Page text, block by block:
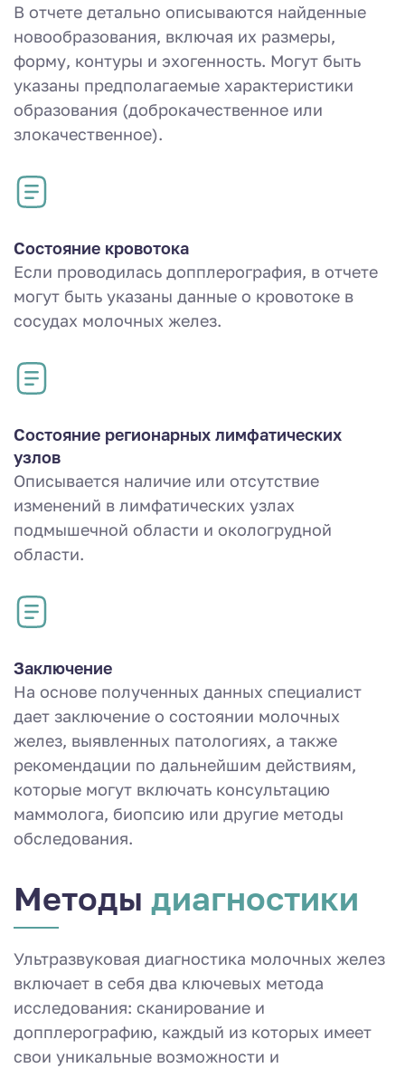
В отчете детально описываются найденные
новообразования, включая их размеры,
форму, контуры и эхогенность. Могут быть
указаны предполагаемые характеристики
образования (доброкачественное или
злокачественное).
Состояние кровотока
Если проводилась допплерография, в отчете
могут быть указаны данные о кровотоке в
сосудах молочных желез.
Состояние регионарных лимфатических
узлов
Описывается наличие или отсутствие
изменений в лимфатических узлах
подмышечной области и окологрудной
области.
Заключение
На основе полученных данных специалист
дает заключение о состоянии молочных
желез, выявленных патологиях, а также
рекомендации по дальнейшим действиям,
которые могут включать консультацию
маммолога, биопсию или другие методы
обследования.
Методы диагностики
Ультразвуковая диагностика молочных желез
включает в себя два ключевых метода
исследования: сканирование и
допплерографию, каждый из которых имеет
свои уникальные возможности и